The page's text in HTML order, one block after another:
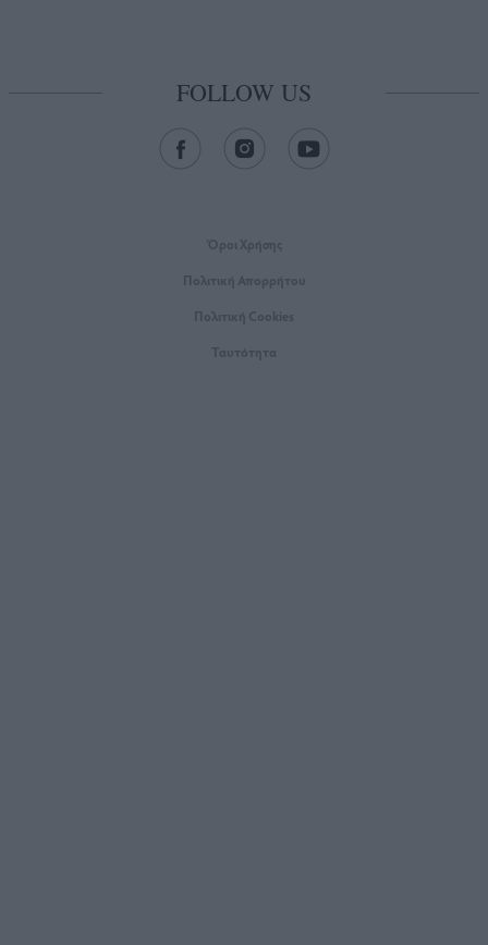
FOLLOW US
Όροι Xρήσης
Πολιτική Απορρήτου
Πολιτική Cookies
Ταυτότητα